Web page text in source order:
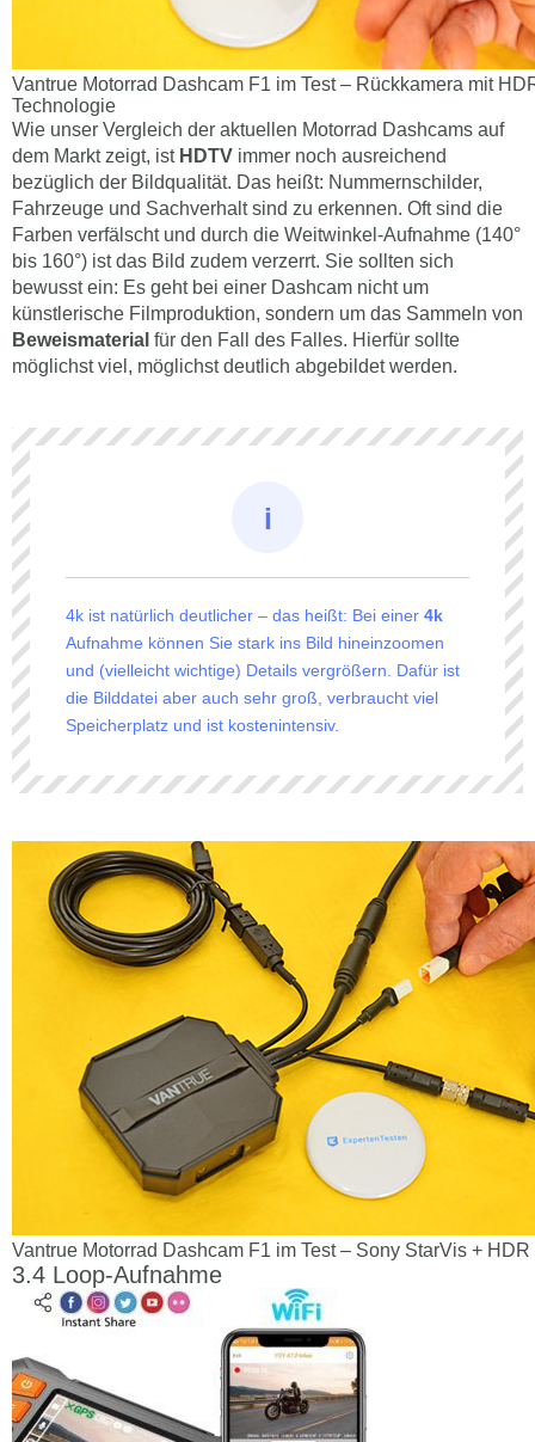
Vantrue Motorrad Dashcam F1 im Test – Rückkamera mit
Technologie
Wie unser Vergleich der aktuellen Motorrad Dashcams auf
dem Markt zeigt, ist HDTV immer noch ausreichend
bezüglich der Bildqualität. Das heißt: Nummernschilder,
Fahrzeuge und Sachverhalt sind zu erkennen. Oft sind die
Farben verfälscht und durch die Weitwinkel-Aufnahme (140°
bis 160°) ist das Bild zudem verzerrt. Sie sollten sich
bewusst ein: Es geht bei einer Dashcam nicht um
künstlerische Filmproduktion, sondern um das Sammeln von
Beweismaterial für den Fall des Falles. Hierfür sollte
möglichst viel, möglichst deutlich abgebildet werden.
4k ist natürlich deutlicher – das heißt: Bei einer 4k
Aufnahme können Sie stark ins Bild hineinzoomen
und (vielleicht wichtige) Details vergrößern. Dafür ist
die Bilddatei aber auch sehr groß, verbraucht viel
Speicherplatz und ist kostenintensiv.
Vantrue Motorrad Dashcam F1 im Test – Sony StarVis +
Loop-Aufnahme